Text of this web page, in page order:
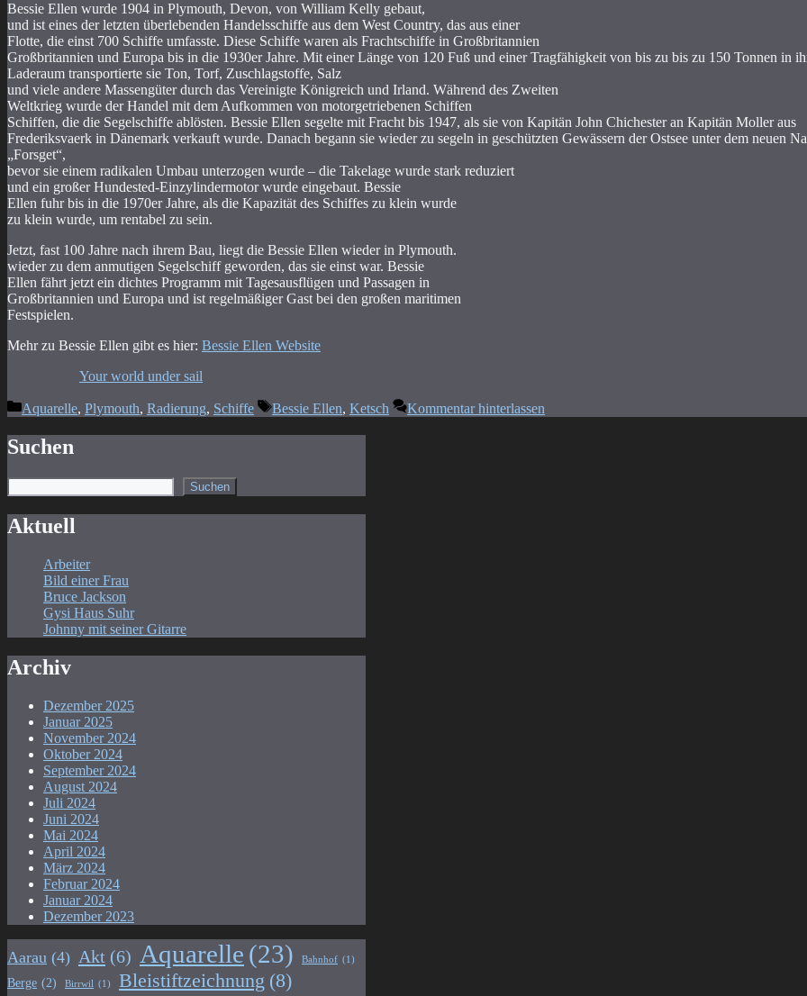
Bessie Ellen wurde 1904 in Plymouth, Devon, von William Kelly gebaut,
und ist eines der letzten überlebenden Handelsschiffe aus dem West Country, das aus einer
Flotte, die einst 700 Schiffe umfasste. Diese Schiffe waren als Frachtschiffe in Großbritannien
Großbritannien und Europa bis in die 1930er Jahre. Mit einer Länge von 120 Fuß und einer Tragfähigkeit von bis zu bis zu 150 Tonnen in
Laderaum transportierte sie Ton, Torf, Zuschlagstoffe, Salz
und viele andere Massengüter durch das Vereinigte Königreich und Irland. Während des Zweiten
Weltkrieg wurde der Handel mit dem Aufkommen von motorgetriebenen Schiffen
Schiffen, die die Segelschiffe ablösten. Bessie Ellen segelte mit Fracht bis 1947, als sie von Kapitän John Chichester an Kapitän Moller aus
Frederiksvaerk in Dänemark verkauft wurde. Danach begann sie wieder zu segeln in geschützten Gewässern der Ostsee unter dem neuen
„Forsget“,
bevor sie einem radikalen Umbau unterzogen wurde – die Takelage wurde stark reduziert
und ein großer Hundested-Einzylindermotor wurde eingebaut. Bessie
Ellen fuhr bis in die 1970er Jahre, als die Kapazität des Schiffes zu klein wurde
zu klein wurde, um rentabel zu sein.
Jetzt, fast 100 Jahre nach ihrem Bau, liegt die Bessie Ellen wieder in Plymouth.
wieder zu dem anmutigen Segelschiff geworden, das sie einst war. Bessie
Ellen fährt jetzt ein dichtes Programm mit Tagesausflügen und Passagen in
Großbritannien und Europa und ist regelmäßiger Gast bei den großen maritimen
Festspielen.
Mehr zu Bessie Ellen gibt es hier: Bessie Ellen Website
Your world under sail
Kategorien
Aquarelle, Plymouth, Radierung, Schiffe Schlagwörter
Bessie Ellen, Ketsch Kommentar hinterlassen
Suchen
Suchen Suchen
Aktuell
Arbeiter
Bild einer Frau
Bruce Jackson
Gysi Haus Suhr
Johnny mit seiner Gitarre
Archiv
Dezember 2025
Januar 2025
November 2024
Oktober 2024
September 2024
August 2024
Juli 2024
Juni 2024
Mai 2024
April 2024
März 2024
Februar 2024
Januar 2024
Dezember 2023
Aarau (4) Akt (6) Aquarelle (23) Bahnhof (1)
Berge (2) Birrwil (1) Bleistiftzeichnung (8)